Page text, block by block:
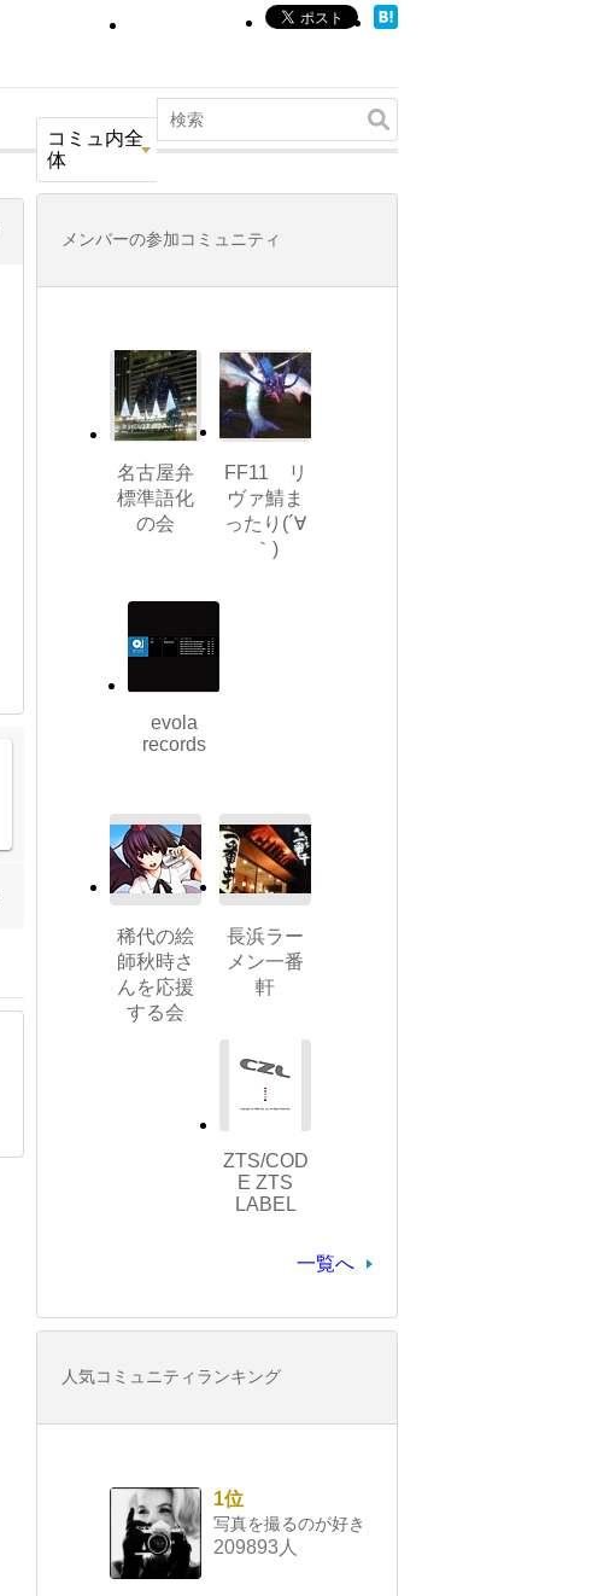
コミュ内全
体
メンバーの参加コミュニティ
名古屋弁
標準語化
の会
FF11 リ
ヴァ鯖ま
ったり(´∀
｀)
evola
records
稀代の絵
師秋時さ
んを応援
する会
長浜ラー
メン一番
軒
ZTS/COD
E ZTS
LABEL
一覧へ
人気コミュニティランキング
1位
写真を撮るのが好き
209893人